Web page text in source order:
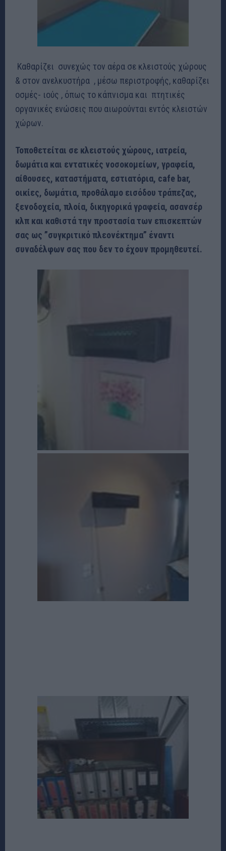
Καθαρίζει συνεχώς τον αέρα σε κλειστούς χώρους
& στον ανελκυστήρα , μέσω περιστροφής, καθαρίζει
οσμές- ιούς , όπως το κάπνισμα και πτητικές
οργανικές ενώσεις που αιωρούνται εντός κλειστών
χώρων.
Τοποθετείται σε κλειστούς χώρους, ιατρεία,
δωμάτια και εντατικές νοσοκομείων, γραφεία,
αίθουσες, καταστήματα, εστιατόρια, cafe bar,
οικίες, δωμάτια, προθάλαμο εισόδου τράπεζας,
ξενοδοχεία, πλοία, δικηγορικά γραφεία, ασανσέρ
κλπ και καθιστά την προστασία των επισκεπτών
σας ως ”συγκριτικό πλεονέκτημα” έναντι
συναδέλφων σας που δεν το έχουν προμηθευτεί.